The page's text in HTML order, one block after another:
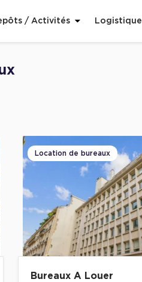
/ Activités Logistique
aux favoris
Location de bureaux
Bureaux A Louer